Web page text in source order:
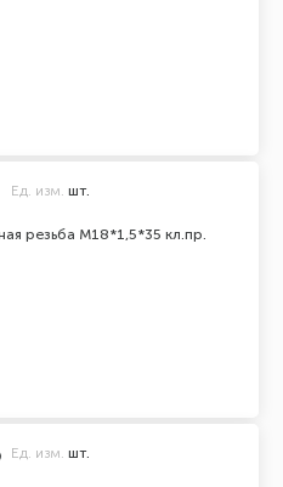
резьба M18*1,5*35 кл.пр.
Ед. изм. шт.
Ед. изм. шт.